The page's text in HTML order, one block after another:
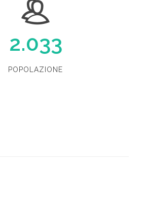
2.033
POPOLAZIONE